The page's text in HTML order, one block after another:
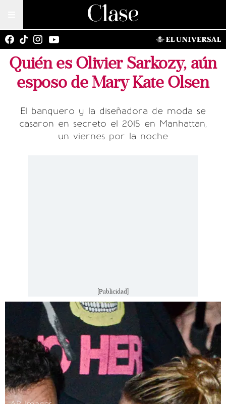
Quién es Olivier Sarkozy, aún
esposo de Mary Kate Olsen
El banquero y la diseñadora de moda se
casaron en secreto el 2015 en Manhattan,
un viernes por la noche
[Publicidad]